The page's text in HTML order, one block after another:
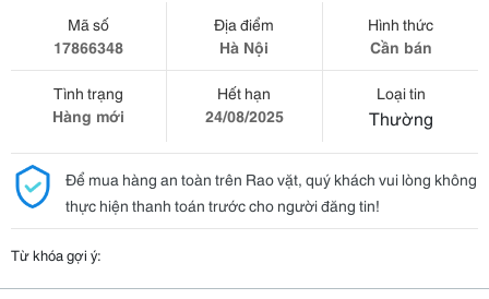
Mã số
17866348
Địa điểm
Hà Nội
Hình thức
Cần bán
Tình trạng
Hàng mới
Hết hạn
24/08/2025
Loại tin
Thường
Để mua hàng an toàn trên Rao vặt, quý khách vui lòng không
thực hiện thanh toán trước cho người đăng tin!
Từ khóa gợi ý: